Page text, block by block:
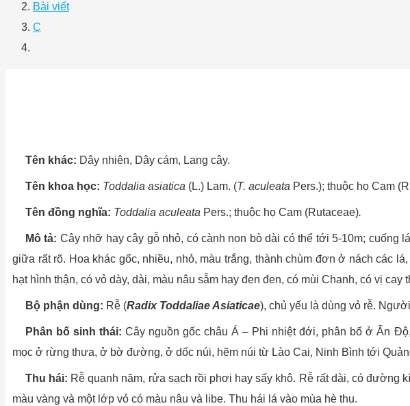
Bài viết
C
Tên khác: Dây nhiên, Dây cám, Lang cây.
Tên khoa học: Toddalia asiatica (L.) Lam. (T. aculeata Pers.); thuộc họ Cam
Tên đồng nghĩa: Toddalia aculeata Pers.; thuộc họ Cam (Rutaceae).
Mô tả: Cây nhỡ hay cây gỗ nhỏ, có cành non bò dài có thể tới 5-10m; cuống
giữa rất rõ. Hoa khác gốc, nhiều, nhỏ, màu trắng, thành chùm đơn ở nách các
hạt hình thận, có vỏ dày, dài, màu nâu sẫm hay đen đen, có mùi Chanh, có vị cay
Bộ phận dùng: Rễ (Radix Toddaliae Asiaticae), chủ yếu là dùng vỏ rễ.
Phân bố sinh thái: Cây nguồn gốc châu Á – Phi nhiệt đới, phân bố ở Ấn
mọc ở rừng thưa, ở bờ đường, ở dốc núi, hẽm núi từ Lào Cai, Ninh Bình tới
Thu hái: Rễ quanh năm, rửa sạch rồi phơi hay sấy khô. Rễ rất dài, có đường
màu vàng và một lớp vỏ có màu nâu và libe. Thu hái lá vào mùa hè thu.